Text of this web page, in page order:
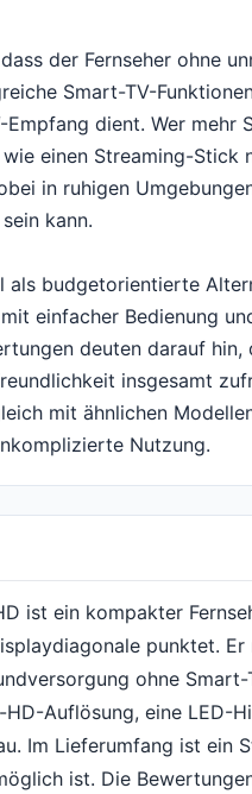
der Fernseher ohne
Smart-TV-
dient. Wer mehr
einen Streaming-Stick
in ruhigen
kann.
budgetorientierte
einfacher Bedienung
deuten darauf
insgesamt
mit ähnlichen
Nutzung.
ist ein kompakter
punktet.
ohne
Auflösung, eine LED-
Im Lieferumfang ist ein
ist. Die